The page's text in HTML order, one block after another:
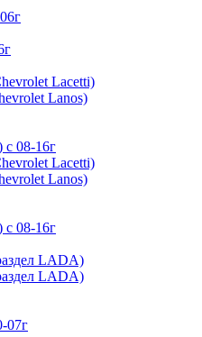
Lacetti)
Lanos)
с 08-16г
Lacetti)
Lanos)
с 08-16г
LADA)
LADA)
07г